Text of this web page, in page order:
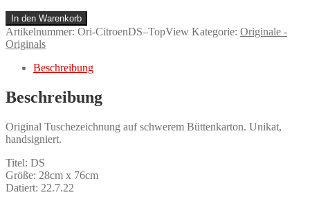
Citroen
DS
–
Top
View
In den Warenkorb
Artikelnummer: Ori-CitroenDS–TopView Kategorie: Originale -
Originals
Beschreibung
Beschreibung
Original Tuschezeichnung auf schwerem Büttenkarton. Unikat,
handsigniert.
Titel: DS
Größe: 28cm x 76cm
Datiert: 22.7.22